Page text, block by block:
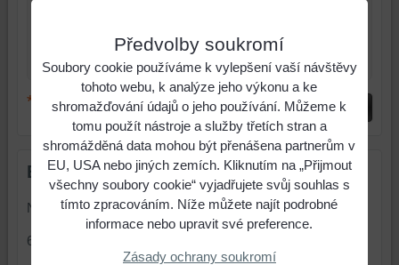
* (Povinné) Odeslat
ElektromaX s.r.o.
Nivnická 218
687 62 Dolní Němčí
Předvolby soukromí
Soubory cookie používáme k vylepšení vaší návštěvy
tohoto webu, k analýze jeho výkonu a ke
shromažďování údajů o jeho používání. Můžeme k
tomu použít nástroje a služby třetích stran a
shromážděná data mohou být přenášena partnerům v
EU, USA nebo jiných zemích. Kliknutím na „Přijmout
všechny soubory cookie“ vyjadřujete svůj souhlas s
tímto zpracováním. Níže můžete najít podrobné
informace nebo upravit své preference.
Zásady ochrany soukromí